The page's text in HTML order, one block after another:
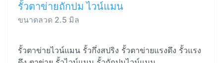
รั้วตาข่ายถักปม ไวน์แมน
ขนาดลวด 2.5 มิล
รั้วตาข่ายไวน์แมน รั้วกึ่งสปริง รั้วตาข่ายแรงดึง รั้วแรง